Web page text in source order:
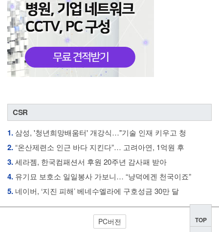
CSR
1.삼성, '청년희망배움터' 개강식…"기술 인재 키우고 청
2.“온산제련소 인근 바다 지킨다”… 고려아연, 1억원 후
3.세라젬, 한국컴패션서 후원 20주년 감사패 받아
4. 유기묘 보호소 일일봉사 가보니… “냥덕에겐 천국이죠”
5. 네이버, ‘지진 피해’ 베네수엘라에 구호성금 30만 달
PC버전 TOP